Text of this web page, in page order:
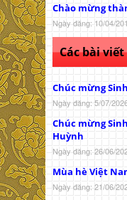
Chào mừng
Ngày đăng: 10/04/
Các bài
Chúc mừng
Ngày đăng: 5/07/
Chúc mừng
Huỳnh
Ngày đăng: 26/06/
Mùa hè Việt
Ngày đăng: 21/06/